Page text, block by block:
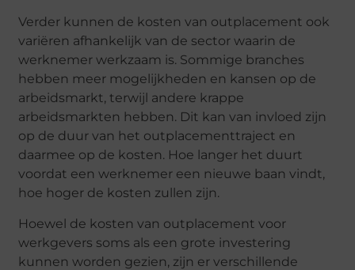
Verder kunnen de kosten van outplacement ook
variëren afhankelijk van de sector waarin de
werknemer werkzaam is. Sommige branches
hebben meer mogelijkheden en kansen op de
arbeidsmarkt, terwijl andere krappe
arbeidsmarkten hebben. Dit kan van invloed zijn
op de duur van het outplacementtraject en
daarmee op de kosten. Hoe langer het duurt
voordat een werknemer een nieuwe baan vindt,
hoe hoger de kosten zullen zijn.
Hoewel de kosten van outplacement voor
werkgevers soms als een grote investering
kunnen worden gezien, zijn er verschillende